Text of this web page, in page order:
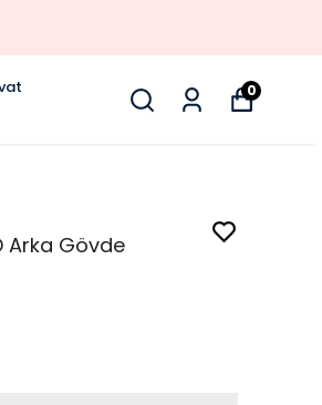
0
Arka Gövde